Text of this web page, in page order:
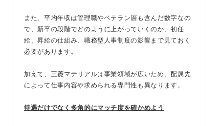
また、平均年収は管理職やベテラン層も含んだ数字なの
で、新卒の段階でどのように上がっていくのか、初任
給、昇給の仕組み、職務型人事制度の影響まで見ておく
必要があります。
加えて、三菱マテリアルは事業領域が広いため、配属先
によって仕事内容や求められる専門性も異なります。
待遇だけでなく多角的にマッチ度を確かめよう